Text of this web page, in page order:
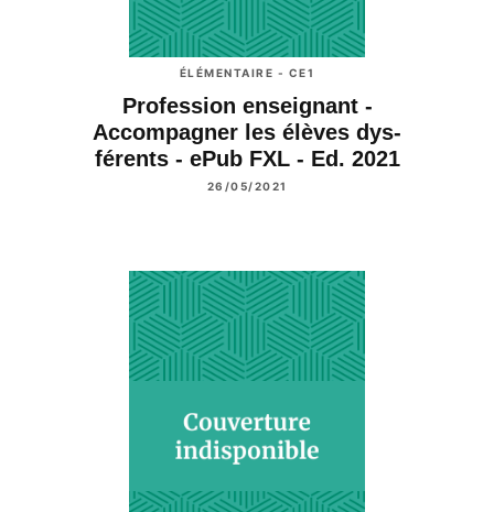
ÉLÉMENTAIRE - CE1
Profession enseignant -
Accompagner les élèves dys-
férents - ePub FXL - Ed. 2021
26/05/2021